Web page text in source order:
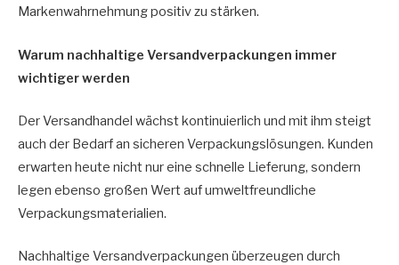
Markenwahrnehmung positiv zu stärken.
Warum nachhaltige Versandverpackungen immer
wichtiger werden
Der Versandhandel wächst kontinuierlich und mit ihm steigt
auch der Bedarf an sicheren Verpackungslösungen. Kunden
erwarten heute nicht nur eine schnelle Lieferung, sondern
legen ebenso großen Wert auf umweltfreundliche
Verpackungsmaterialien.
Nachhaltige Versandverpackungen überzeugen durch